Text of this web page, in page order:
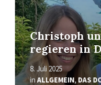
Christoph
regieren in
8. Juli 2025
in ALLGEMEIN, DAS